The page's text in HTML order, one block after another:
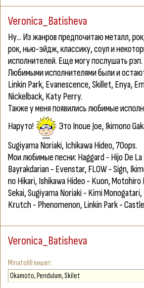
Veronica_Batisheva
Ну... Из жанров предпочитаю металл,
рок, нью-эйдж, классику, соул и
исполнителей. Еще могу послушать рэп.
Любимыми исполнителями были и
Linkin Park, Evanescence, Skillet, Enya,
Nickelback, Katy Perry.
Также у меня появились любимые
Наруто!
Это Inoue Joe, Ikimono
Sugiyama Noriaki, Ichikawa Hideo, 7Oops.
Мои любимые песни: Haggard - Hijo De La
Bayrakdarian - Evenstar, FLOW - Sign,
no Hikari, Ishikawa Hideo - Kuon,
Sekai, Sugiyama Noriaki - Kimi
Krutch - Phenomenon, Linkin Park -
Veronica_Batisheva
MinatoIIII
Okamoto, Pendulum, Skilet